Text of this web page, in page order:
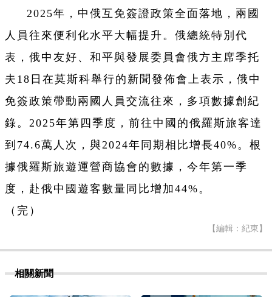
2025年，中俄互免簽證政策全面落地，兩國
人員往來便利化水平大幅提升。俄總統特別代
表，俄中友好、和平與發展委員會俄方主席季托
夫18日在莫斯科舉行的新聞發佈會上表示，俄中
免簽政策帶動兩國人員交流往來，多項數據創紀
錄。2025年第四季度，前往中國的俄羅斯旅客達
到74.6萬人次，與2024年同期相比增長40%。根
據俄羅斯旅遊運營商協會的數據，今年第一季
度，赴俄中國遊客數量同比增加44%。
（完）
【編輯：紀東】
相關新聞